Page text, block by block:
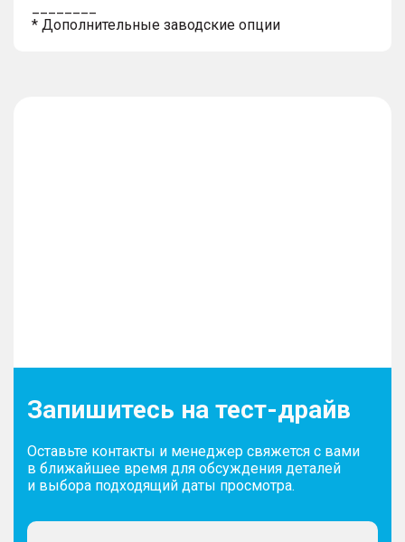
* Дополнительные заводские опции
Запишитесь на тест-драйв
Оставьте контакты и менеджер свяжется с вами
в ближайшее время для обсуждения деталей
и выбора подходящий даты просмотра.